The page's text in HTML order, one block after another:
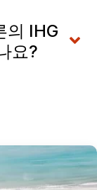
의 IHG
요?